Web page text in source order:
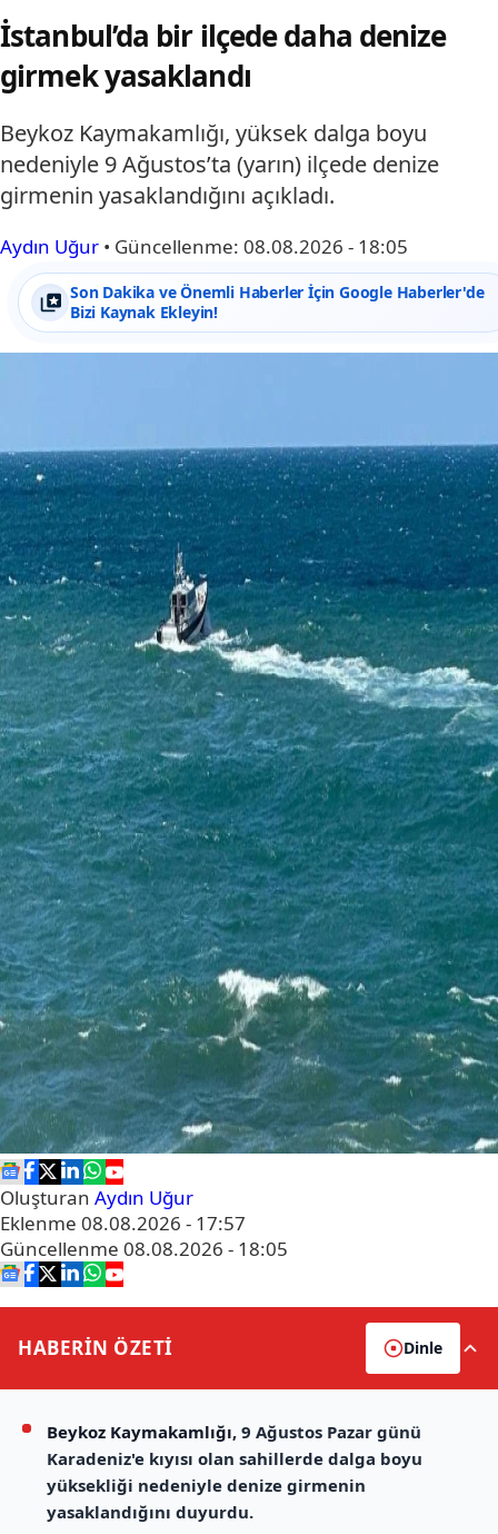
İstanbul’da bir ilçede daha denize
girmek yasaklandı
Beykoz Kaymakamlığı, yüksek dalga boyu
nedeniyle 9 Ağustos’ta (yarın) ilçede denize
girmenin yasaklandığını açıkladı.
Aydın Uğur • Güncellenme: 08.08.2026 - 18:05
Son Dakika ve Önemli Haberler İçin Google Haberler'de
Bizi Kaynak Ekleyin!
Oluşturan Aydın Uğur
Eklenme 08.08.2026 - 17:57
Güncellenme 08.08.2026 - 18:05
HABERİN ÖZETİ Dinle
Beykoz Kaymakamlığı, 9 Ağustos Pazar günü
Karadeniz'e kıyısı olan sahillerde dalga boyu
yüksekliği nedeniyle denize girmenin
yasaklandığını duyurdu.